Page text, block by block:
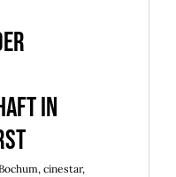
in
, cinestar,